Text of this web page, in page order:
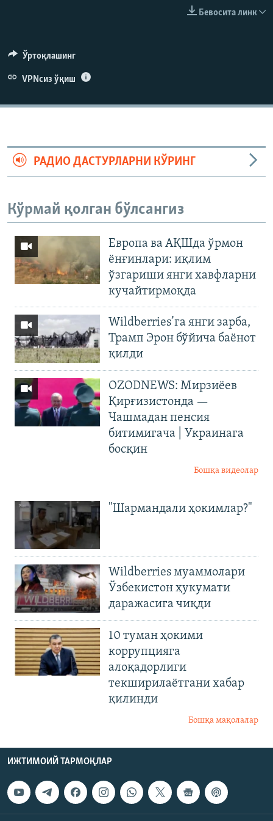
Бевосита линк
Ўртоқлашинг
VPNсиз ўқиш
РАДИО ДАСТУРЛАРНИ КЎРИНГ
Кўрмай қолган бўлсангиз
Европа ва АҚШда ўрмон
ёнғинлари: иқлим
ўзгариши янги хавфларни
кучайтирмоқда
Wildberries’га янги зарба,
Трамп Эрон бўйича баёнот
қилди
OZODNEWS: Мирзиёев
Қирғизистонда —
Чашмадан пенсия
битимигача | Украинага
босқин
Бошқа видеолар
"Шармандали ҳокимлар?"
Wildberries муаммолари
Ўзбекистон ҳукумати
даражасига чиқди
10 туман ҳокими
коррупцияга
алоқадорлиги
текширилаётгани хабар
қилинди
Бошқа мақолалар
ИЖТИМОИЙ ТАРМОҚЛАР